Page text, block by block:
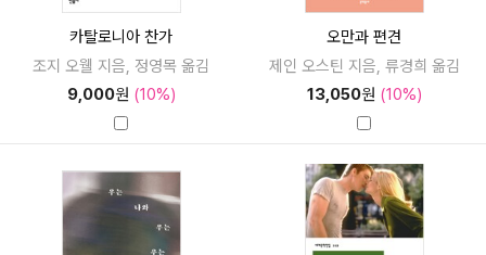
카탈로니아 찬가
조지 오웰 지음, 정영목 옮김
9,000원 (10%)
오만과 편견
제인 오스틴 지음, 류경희 옮김
13,050원 (10%)